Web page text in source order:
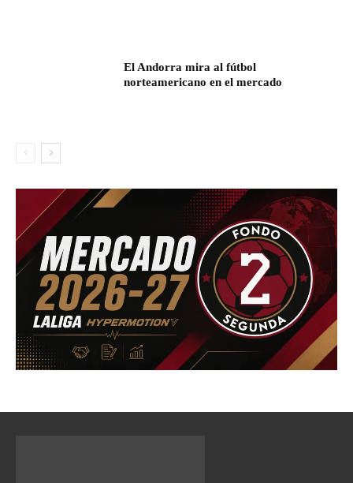
El Andorra mira al fútbol
norteamericano en el mercado